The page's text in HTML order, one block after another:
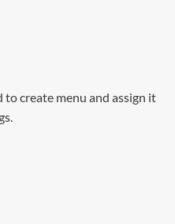
to create menu and assign it